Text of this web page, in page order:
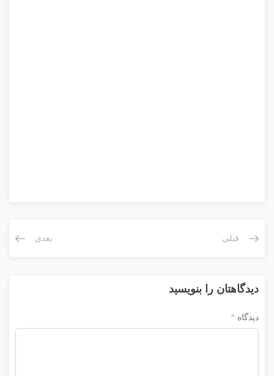
قبلی بعدی
دیدگاهتان را بنویسید
دیدگاه *